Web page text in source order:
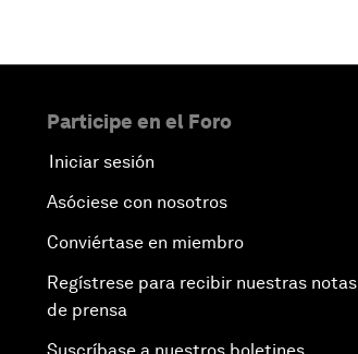
Participe en el Foro
Iniciar sesión
Asóciese con nosotros
Conviértase en miembro
Regístrese para recibir nuestras notas
de prensa